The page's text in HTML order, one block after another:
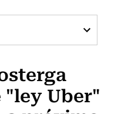
Uber"